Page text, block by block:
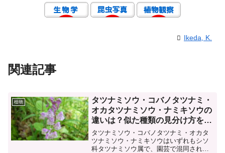
Ikeda, K.
関連記事
植物
タツナミソウ・コバノタツナミ・
オカタツナミソウ・ナミキソウの
違いは？似た種類の見分け方を解
説！花はハナバチが好き？果実は
「雨粒」が大事だった！？
タツナミソウ・コバノタツナミ・オカタ
ツナミソウ・ナミキソウはいずれもシソ
科タツナミソウ属で、園芸で混同される